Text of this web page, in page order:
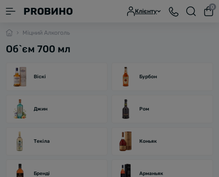
PROВИНО Клієнту
0
Міцний Алкоголь
Об`єм 700 мл
Віскі Бурбон
Джин Ром
Текіла Коньяк
Бренді Арманьяк